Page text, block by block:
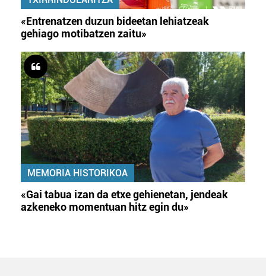
«Entrenatzen duzun bideetan lehiatzeak
gehiago motibatzen zaitu»
MEMORIA HISTORIKOA
«Gai tabua izan da etxe gehienetan, jendeak
azkeneko momentuan hitz egin du»